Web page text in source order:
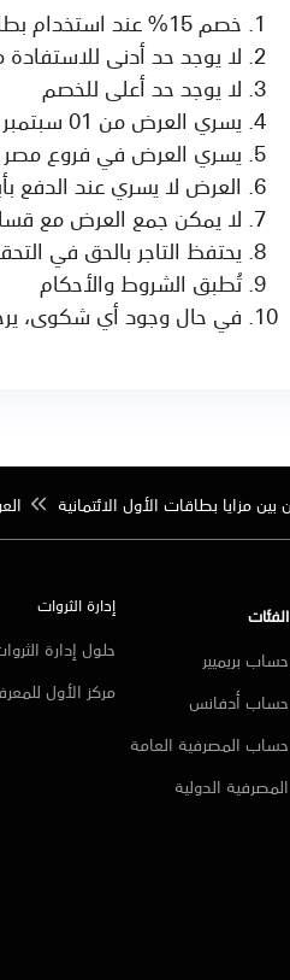
خصم 15% عند استخدام بطاقات الأول الائتمانية ومدى المصرفية
لا يوجد حد أدنى
لا يوجد حد أعلى للخصم
يسري العرض من 01 سبتمبر 2025 إلى 01 سبتمبر 2026
يسري العرض في فروع
العرض لا يسري عند الدفع
لا يمكن جمع العرض مع
يحتفظ التاجر بالحق في
تُطبق الشروط والأحكام
في حال وجود أي شكوى، يرجى
بين مزايا بطاقات الأول الائتمانية
الفئات
حساب بريميير
حساب أدفانس
حساب المصرفية العامة
المصرفية الدولية
إدارة الثروات
حلول إدارة
مركز الأول